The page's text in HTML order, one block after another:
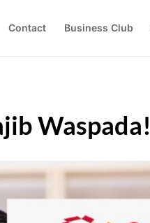
Contact Business Club
Waspada!